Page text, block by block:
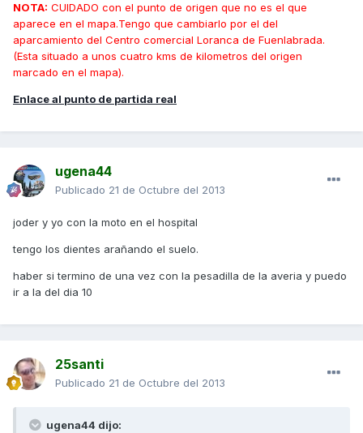
NOTA: CUIDADO con el punto de origen que no es el que
aparece en el mapa.Tengo que cambiarlo por el del
aparcamiento del Centro comercial Loranca de Fuenlabrada.
(Esta situado a unos cuatro kms de kilometros del origen
marcado en el mapa).
Enlace al punto de partida real
ugena44
Publicado 21 de Octubre del 2013
joder y yo con la moto en el hospital
tengo los dientes arañando el suelo.
haber si termino de una vez con la pesadilla de la averia y puedo
ir a la del dia 10
25santi
Publicado 21 de Octubre del 2013
ugena44 dijo: